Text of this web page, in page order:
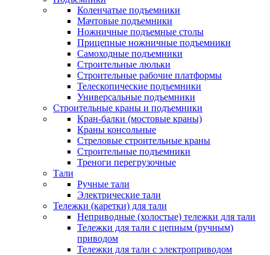
Коленчатые подъемники
Мачтовые подъемники
Ножничные подъемные столы
Прицепные ножничные подъемники
Самоходные подъемники
Строительные люльки
Строительные рабочие платформы
Телескопические подъемники
Универсальные подъемники
Строительные краны и подъемники
Кран-балки (мостовые краны)
Краны консольные
Стреловые строительные краны
Строительные подъемники
Треноги перегрузочные
Тали
Ручные тали
Электрические тали
Тележки (каретки) для тали
Неприводные (холостые) тележки для тали
Тележки для тали с цепным (ручным)
приводом
Тележки для тали с электроприводом